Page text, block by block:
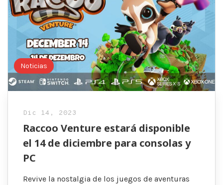
Noticias
Dic 14, 2023
Raccoo Venture estará disponible
el 14 de diciembre para consolas y
PC
Revive la nostalgia de los juegos de aventuras